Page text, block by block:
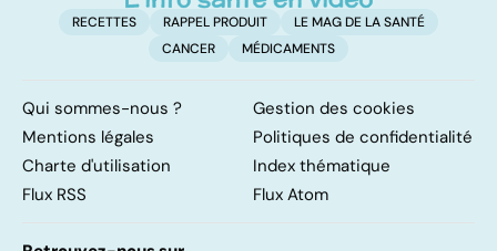
RECETTES RAPPEL PRODUIT
LE MAG DE LA SANTÉ
CANCER
MÉDICAMENTS
Qui sommes-nous ?
Gestion des cookies
Mentions légales
Politiques de confidentialité
Charte d'utilisation
Index thématique
Flux RSS
Flux Atom